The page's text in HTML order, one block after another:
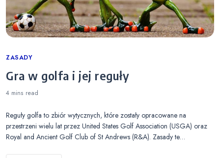
Categories
ZASADY
Gra w golfa i jej reguły
4 mins read
Reguły golfa to zbiór wytycznych, które zostały opracowane na
przestrzeni wielu lat przez United States Golf Association (USGA) oraz
Royal and Ancient Golf Club of St Andrews (R&A). Zasady te…